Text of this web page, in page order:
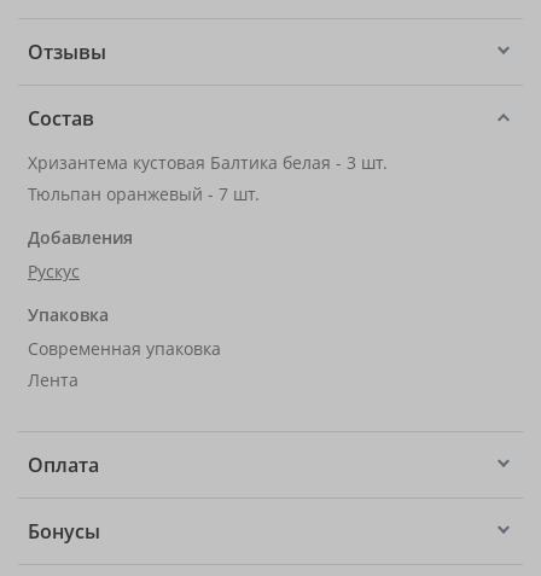
Отзывы
Состав
Хризантема кустовая Балтика белая - 3 шт.
Тюльпан оранжевый - 7 шт.
Добавления
Рускус
Упаковка
Современная упаковка
Лента
Оплата
Бонусы